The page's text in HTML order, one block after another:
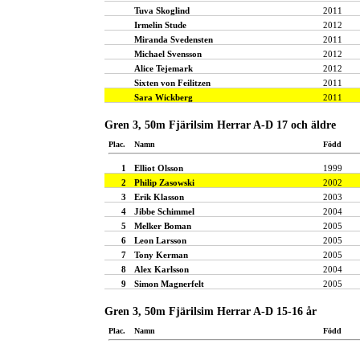
Tuva Skoglind
2011
Irmelin Stude
2012
Miranda Svedensten
2011
Michael Svensson
2012
Alice Tejemark
2012
Sixten von Feilitzen
2011
Sara Wickberg
2011
Gren 3, 50m Fjärilsim Herrar A-D 17 och äldre
Plac. Namn Född
1 Elliot Olsson
1999
2
Philip Zasowski
2002
3
Erik Klasson
2003
4
Jibbe Schimmel
2004
5
Melker Boman
2005
6
Leon Larsson
2005
7
Tony Kerman
2005
8
Alex Karlsson
2004
9
Simon Magnerfelt 2005
Gren 3, 50m Fjärilsim Herrar A-D 15-16 år
Plac. Namn Född